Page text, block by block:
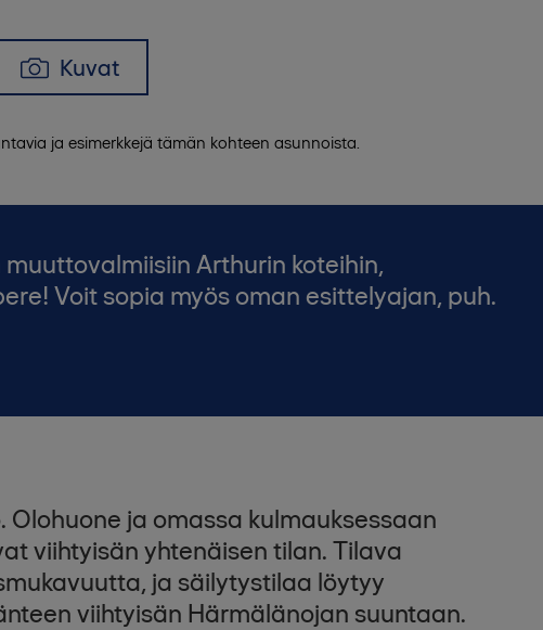
Kuvat
ja esimerkkejä tämän kohteen asunnoista.
Arthurin koteihin,
Voit sopia myös oman esittelyajan, puh.
Olohuone ja omassa kulmauksessaan
viihtyisän yhtenäisen tilan. Tilava
ja säilytystilaa löytyy
viihtyisän Härmälänojan suuntaan.